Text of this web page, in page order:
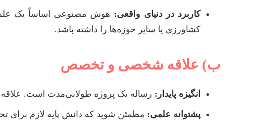
کاربرد در دنیای واقعی: هوش مصنوعی اساساً یک علم
کشاورزی یا سایر حوزه‌ها را داشته باشد.
ب) علاقه شخصی و تخصص
انگیزه پایدار: رساله یک پروژه طولانی‌مدت است.
پشتوانه علمی: مطمئن شوید که دانش پایه لازم برای